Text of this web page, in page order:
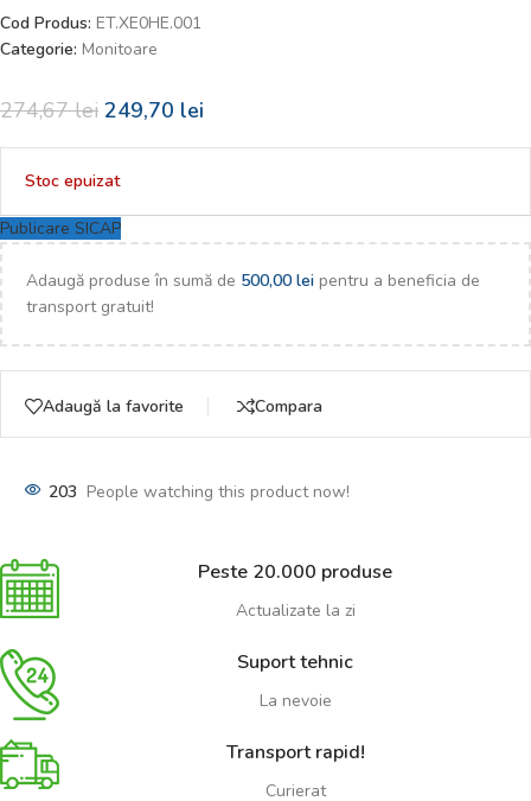
Cod Produs: ET.XE0HE.001
Categorie: Monitoare
274,67lei 249,70 lei
Stoc epuizat
Publicare SICAP
Adaugă produse în sumă de 500,00 lei pentru a beneficia de
transport gratuit!
Adaugă la favorite Compara
203 People watching this product now!
Peste 20.000 produse
Actualizate la zi
Suport tehnic
La nevoie
Transport rapid!
Curierat